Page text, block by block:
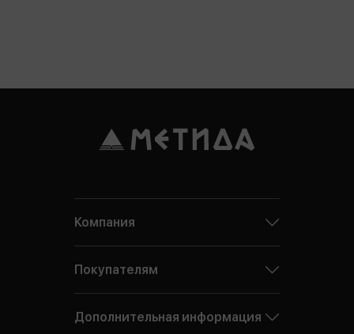
Компания
Покупателям
Дополнительная информация